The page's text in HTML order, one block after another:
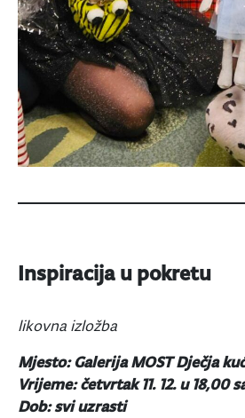
Inspiracija u pokretu
likovna izložba
Mjesto: Galerija MOST Dječja
Vrijeme: četvrtak 11. 12. u 18,00
Dob: svi uzrasti